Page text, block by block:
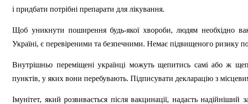
і придбати потрібні препарати для лікування.
Щоб уникнути поширення будь-якої хвороби, людям необхідно
Україні, є перевіреними та безпечними. Немає підвищеного ризику
Внутрішньо переміщені українці можуть щепитись самі або ж
пунктів, у яких вони перебувають. Підписувати декларацію з
Імунітет, який розвивається після вакцинації, надасть надійніший